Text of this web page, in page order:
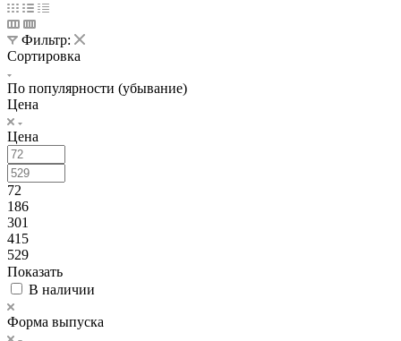
Фильтр:
Сортировка
По популярности (убывание)
Цена
Цена
72
186
301
415
529
Показать
В наличии
Форма выпуска